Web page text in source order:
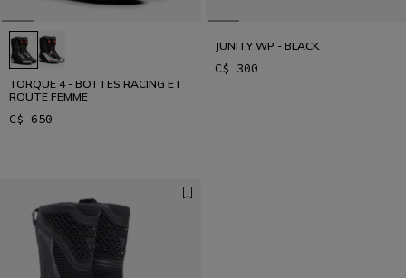
TORQUE 4 - BOTTES RACING ET
ROUTE FEMME
C$ 650
JUNITY WP - BLACK
C$ 300